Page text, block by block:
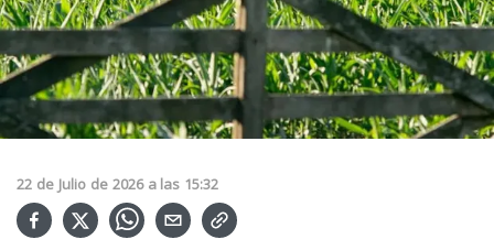
22 de Julio de 2026 a las 15:32